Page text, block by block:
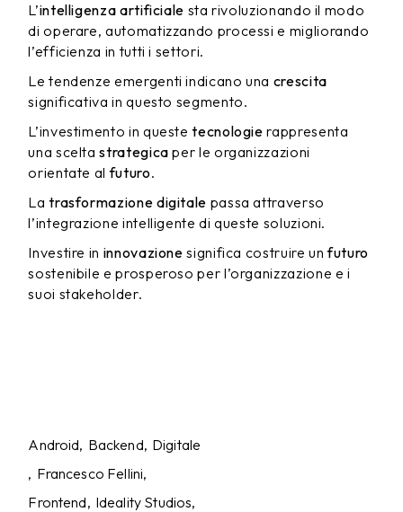
L’intelligenza artificiale sta rivoluzionando il modo
di operare, automatizzando processi e migliorando
l’efficienza in tutti i settori.
Le tendenze emergenti indicano una crescita
significativa in questo segmento.
L’investimento in questetecnologie rappresenta
una sceltastrategica per le organizzazioni
orientate alfuturo.
Latrasformazione digitale passa attraverso
l’integrazione intelligente di queste soluzioni.
Investire in innovazione significa costruire unfuturo
sostenibile e prosperoso per l’organizzazione e i
suoi stakeholder.
Android Backend Digitale
Francesco Fellini
Frontend Ideality Studios